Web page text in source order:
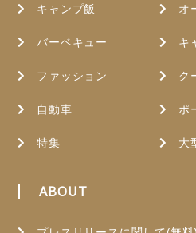
キャンプ飯
バーベキュー
ファッション
自動車
特集
オ
キ
ク
ポ
大
ABOUT